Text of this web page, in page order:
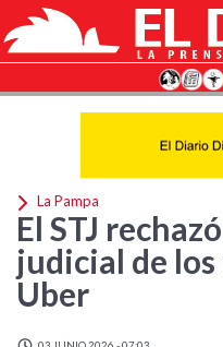
La Pampa
El STJ
judicial de
Uber